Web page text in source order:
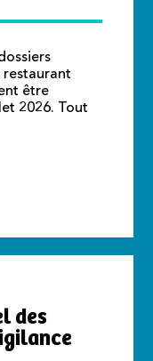
restaurant
être
2026. Tout
des